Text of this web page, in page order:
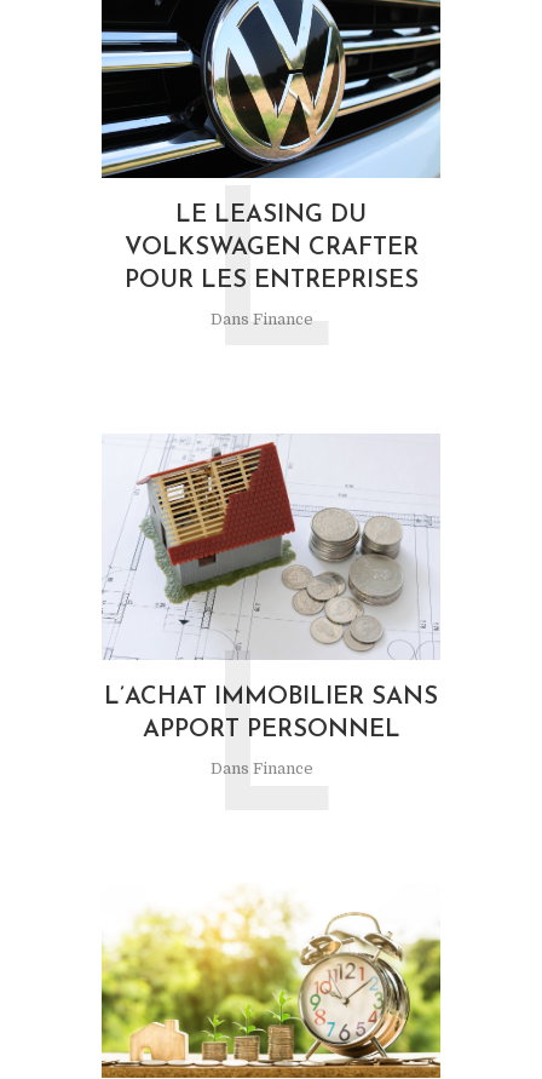
LE LEASING DU
VOLKSWAGEN CRAFTER
POUR LES ENTREPRISES
Dans Finance
L
L’ACHAT IMMOBILIER SANS
APPORT PERSONNEL
Dans Finance
L